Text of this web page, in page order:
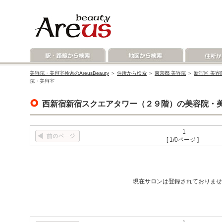
美容院・美容室検索のAreusBeauty ＞ 住所から検索 ＞ 東京都 美容院 ＞ 新宿区 美容
院・美容室
西新宿新宿スクエアタワー（２９階）の美容院・
1
[ 1/0ページ ]
現在サロンは登録されておりま